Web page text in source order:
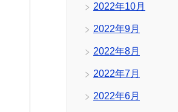
2022年10月
2022年9月
2022年8月
2022年7月
2022年6月